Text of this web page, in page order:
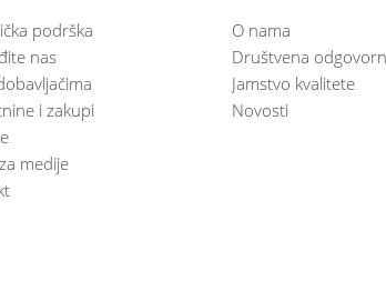
podrška
nas
i zakupi
medije
O nama
Društvena
Jamstvo kvalitete
Novosti